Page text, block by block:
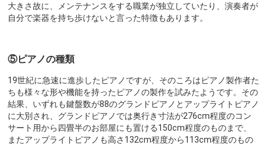
大きさ故に、メンテナンスをする職業が独立していたり、演奏者が
自分で楽器を持ち歩けないと言った特徴もあります。
⑤ピアノの種類
19世紀に急速に進歩したピアノですが、そのころはピアノ製作者た
ちも様々な形や機能を持ったピアノの製作を試みたようです。その
結果、いずれも鍵盤数が88のグランドピアノとアップライトピアノ
に大別され、グランドピアノでは奥行き寸法が276cm程度のコン
サート用から四畳半のお部屋にも置ける150cm程度のものまで、
またアップライトピアノも高さ132cm程度から113cm程度のもの